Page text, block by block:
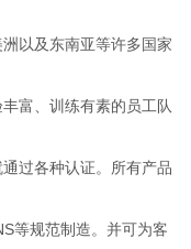
以及东南亚等许多国家
富、训练有素的员工队
过各种认证。所有产品
等规范制造。并可为客